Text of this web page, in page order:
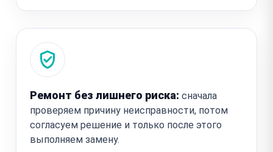
Ремонт без лишнего риска: сначала
проверяем причину неисправности, потом
согласуем решение и только после этого
выполняем замену.